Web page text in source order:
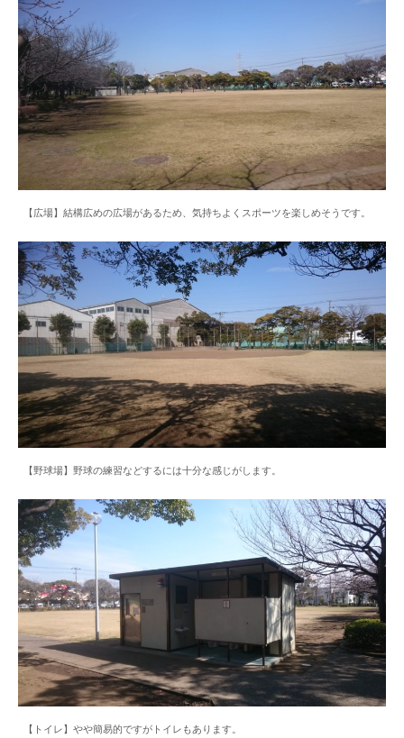
【広場】結構広めの広場があるため、気持ちよくスポーツを楽しめそうです。
【野球場】野球の練習などするには十分な感じがします。
【トイレ】やや簡易的ですがトイレもあります。